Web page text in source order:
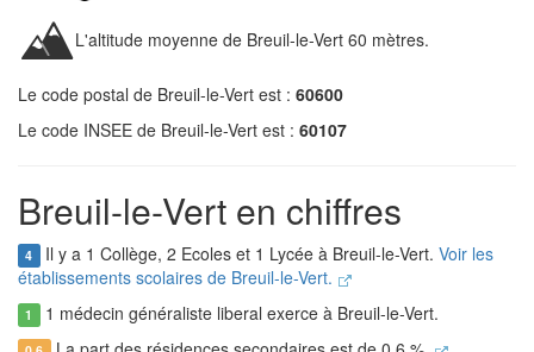
L'altitude moyenne de Breuil-le-Vert 60 mètres.
Le code postal de Breuil-le-Vert est : 60600
Le code INSEE de Breuil-le-Vert est : 60107
Breuil-le-Vert en chiffres
4 Il y a 1 Collège, 2 Ecoles et 1 Lycée à Breuil-le-Vert. Voir les
établissements scolaires de Breuil-le-Vert.
1 1 médecin généraliste liberal exerce à Breuil-le-Vert.